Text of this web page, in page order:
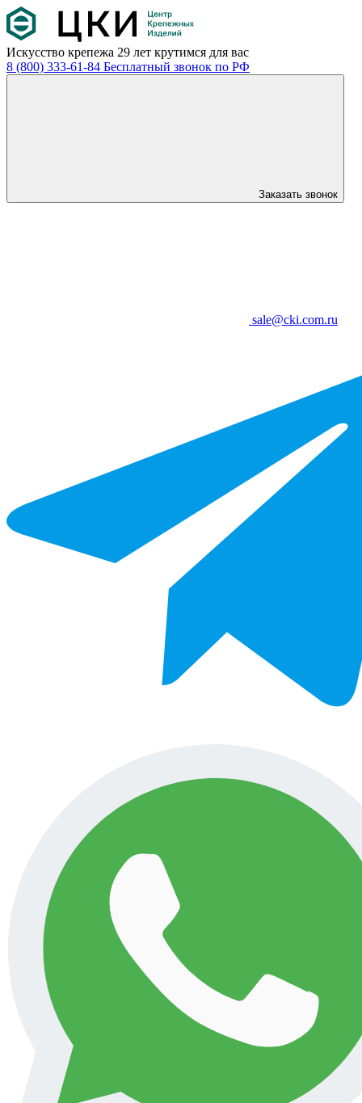
Искусство крепежа 29 лет крутимся для вас
8 (800) 333-61-84 Бесплатный звонок по РФ
Заказать звонок
sale@cki.com.ru